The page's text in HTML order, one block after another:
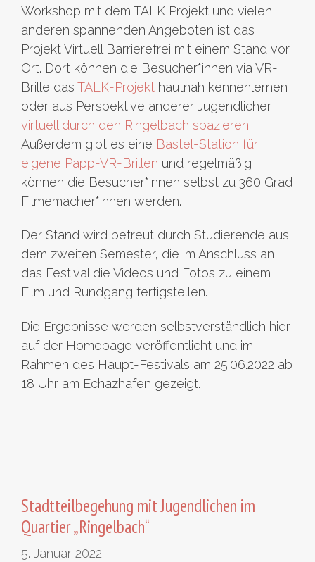
Workshop mit dem TALK Projekt und vielen
anderen spannenden Angeboten ist das
Projekt Virtuell Barrierefrei mit einem Stand vor
Ort. Dort können die Besucher*innen via VR-
Brille das TALK-Projekt hautnah kennenlernen
oder aus Perspektive anderer Jugendlicher
virtuell durch den Ringelbach spazieren.
Außerdem gibt es eine Bastel-Station für
eigene Papp-VR-Brillen und regelmäßig
können die Besucher*innen selbst zu 360 Grad
Filmemacher*innen werden.
Der Stand wird betreut durch Studierende aus
dem zweiten Semester, die im Anschluss an
das Festival die Videos und Fotos zu einem
Film und Rundgang fertigstellen.
Die Ergebnisse werden selbstverständlich hier
auf der Homepage veröffentlicht und im
Rahmen des Haupt-Festivals am 25.06.2022 ab
18 Uhr am Echazhafen gezeigt.
Stadtteilbegehung mit Jugendlichen im
Quartier „Ringelbach“
5. Januar 2022